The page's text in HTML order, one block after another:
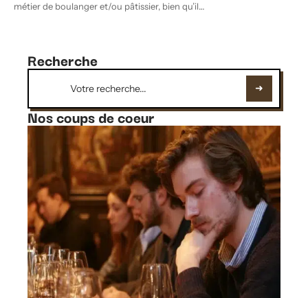
métier de boulanger et/ou pâtissier, bien qu’il…
Recherche
Nos coups de coeur